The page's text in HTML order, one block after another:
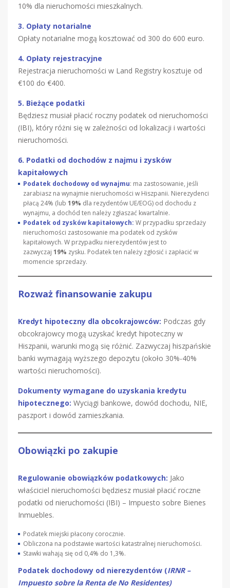
10% dla nieruchomości mieszkalnych.
3. Opłaty notarialne
Opłaty notarialne mogą kosztować od 300 do 600 euro.
4. Opłaty rejestracyjne
Rejestracja nieruchomości w Land Registry kosztuje od
€100 do €400.
5. Bieżące podatki
Będziesz musiał płacić roczny podatek od nieruchomości
(IBI), który różni się w zależności od lokalizacji i wartości
nieruchomości.
6. Podatki od dochodów z najmu i zysków
kapitałowych
Podatek dochodowy od wynajmu: ma zastosowanie, jeśli
zarabiasz na wynajmie nieruchomości w Hiszpanii. Nierezydenci
płacą 24% (lub 19% dla rezydentów UE/EOG) od dochodu z
wynajmu, a dochód ten należy zgłaszać kwartalnie.
Podatek od zysków kapitałowych: W przypadku sprzedaży
nieruchomości zastosowanie ma podatek od zysków
kapitałowych. W przypadku nierezydentów jest to
zazwyczaj 19% zysku. Podatek ten należy zgłosić i zapłacić w
momencie sprzedaży.
Rozważ finansowanie zakupu
Kredyt hipoteczny dla obcokrajowców: Podczas gdy
obcokrajowcy mogą uzyskać kredyt hipoteczny w
Hiszpanii, warunki mogą się różnić. Zazwyczaj hiszpańskie
banki wymagają wyższego depozytu (około 30%-40%
wartości nieruchomości).
Dokumenty wymagane do uzyskania kredytu
hipotecznego: Wyciągi bankowe, dowód dochodu, NIE,
paszport i dowód zamieszkania.
Obowiązki po zakupie
Regulowanie obowiązków podatkowych: Jako
właściciel nieruchomości będziesz musiał płacić roczne
podatki od nieruchomości (IBI) – Impuesto sobre Bienes
Inmuebles.
Podatek miejski płacony corocznie.
Obliczona na podstawie wartości katastralnej nieruchomości.
Stawki wahają się od 0,4% do 1,3%.
Podatek dochodowy od nierezydentów (IRNR –
Impuesto sobre la Renta de No Residentes)